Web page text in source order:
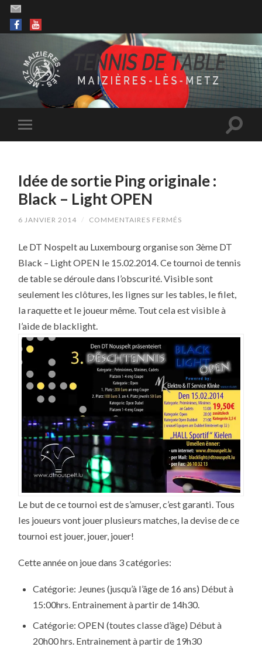
Idée de sortie Ping originale :
Black – Light OPEN
6 JANVIER 2014 / COMMENTAIRES FERMÉS
SORTIE
ORIGINALE
BLACK
LIGHT
OPEN
Le DT Nospelt au Luxembourg organise son 3ème DT
Black – Light OPEN le 15.02.2014. Ce tournoi de tennis
de table se déroule dans l’obscurité. Visible sont
seulement les clôtures, les lignes sur les tables, le filet,
la raquette et le joueur même. Tout cela est visible à
l’aide de blacklight.
Le but de ce tournoi est de s’amuser, c’est garanti. Tous
les joueurs vont jouer plusieurs matches, la devise de ce
tournoi est jouer, jouer, jouer!
Cette année on joue dans 3 catégories:
Catégorie: Jeunes (jusqu’à l’âge de 16 ans) Début à
15:00hrs. Entrainement à partir de 14h30.
Catégorie: OPEN (toutes classe d’âge) Début à
20h00 hrs. Entrainement à partir de 19h30